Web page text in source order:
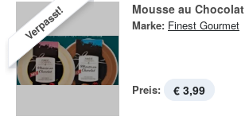
Verpasst! Mousse au Chocolat
Marke: Finest Gourmet
Preis: € 3,99